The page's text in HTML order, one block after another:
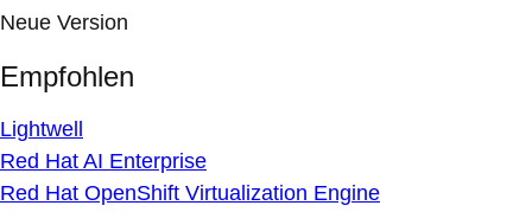
Neue Version
Empfohlen
Lightwell
Red Hat AI Enterprise
Red Hat OpenShift Virtualization Engine